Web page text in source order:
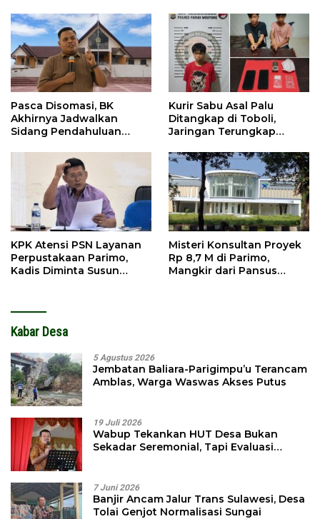
Pasca Disomasi, BK
Akhirnya Jadwalkan
Sidang Pendahuluan
Kurir Sabu Asal Palu
Ditangkap di Toboli,
Jaringan Terungkap
KPK Atensi PSN Layanan
Perpustakaan Parimo,
Kadis Diminta Susun
Misteri Konsultan Proyek
Rp 8,7 M di Parimo,
Mangkir dari Pansus
Kabar Desa
5 Agustus 2026
Jembatan Baliara-Parigimpu’u Terancam
Amblas, Warga Waswas Akses Putus
19 Juli 2026
Wabup Tekankan HUT Desa Bukan
Sekadar Seremonial, Tapi Evaluasi
7 Juni 2026
Banjir Ancam Jalur Trans Sulawesi, Desa
Tolai Genjot Normalisasi Sungai